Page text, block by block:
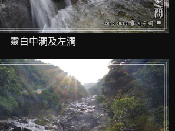
靈白中澗及左澗